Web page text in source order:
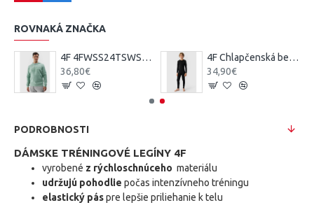
ROVNAKÁ ZNAČKA
4F 4FWSS24TSWSM0950 SWEATSHIRT M0950 mint
36,80€
4F Chlapčenská bezšvová spodná termobielizeň (súprava) - čierna
34,90€
PODROBNOSTI
DÁMSKE TRÉNINGOVÉ LEGÍNY 4F
vyrobené z rýchloschnúceho materiálu
udržujú pohodlie počas intenzívneho tréningu
elastický páspre lepšie priliehanie k telu